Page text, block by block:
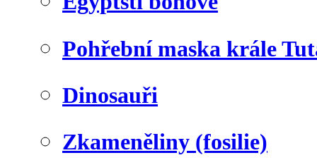
Pohřební maska krále
Dinosauři
Zkameněliny (fosilie)